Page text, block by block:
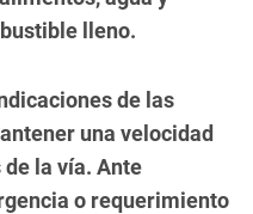
lleno.
de las
una velocidad
la vía. Ante
o requerimiento